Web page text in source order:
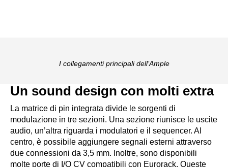
I collegamenti principali dell’Ample
Un sound design con molti extra
La matrice di pin integrata divide le sorgenti di
modulazione in tre sezioni. Una sezione riunisce le uscite
audio, un’altra riguarda i modulatori e il sequencer. Al
centro, è possibile aggiungere segnali esterni attraverso
due connessioni da 3,5 mm. Inoltre, sono disponibili
molte porte di I/O CV compatibili con Eurorack. Queste